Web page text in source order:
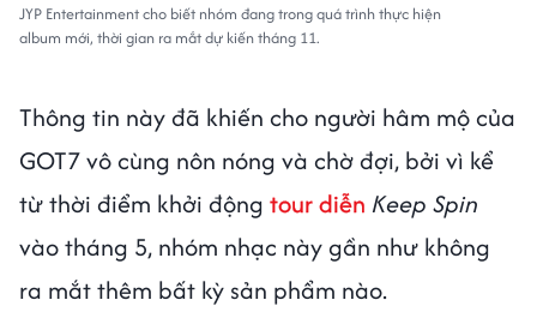
JYP Entertainment cho biết nhóm đang trong quá trình thực hiện
album mới, thời gian ra mắt dự kiến tháng 11.
Thông tin này đã khiến cho người hâm mộ của
GOT7 vô cùng nôn nóng và chờ đợi, bởi vì kể
từ thời điểm khởi động tour diễn Keep Spin
vào tháng 5, nhóm nhạc này gần như không
ra mắt thêm bất kỳ sản phẩm nào.